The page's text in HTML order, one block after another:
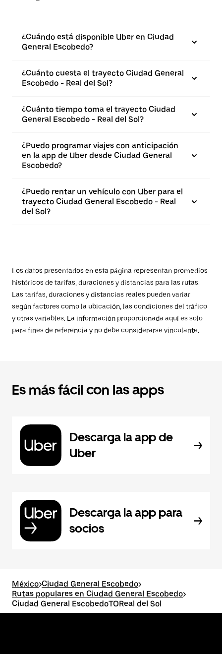
¿Cuándo está disponible Uber en Ciudad
General Escobedo?
¿Cuánto cuesta el trayecto Ciudad General
Escobedo - Real del Sol?
¿Cuánto tiempo toma el trayecto Ciudad
General Escobedo - Real del Sol?
¿Puedo programar viajes con anticipación
en la app de Uber desde Ciudad General
Escobedo?
¿Puedo rentar un vehículo con Uber para el
trayecto Ciudad General Escobedo - Real
del Sol?
Los datos presentados en esta página representan promedios
históricos de tarifas, duraciones y distancias para las rutas.
Las tarifas, duraciones y distancias reales pueden variar
según factores como la ubicación, las condiciones del tráfico
y otras variables. La información proporcionada aquí es solo
para fines de referencia y no debe considerarse vinculante.
Es más fácil con las apps
Descarga la app de
Uber
Descarga la app para
socios
México>Ciudad General Escobedo>
Rutas populares en Ciudad General Escobedo>
Ciudad General EscobedoTOReal del Sol